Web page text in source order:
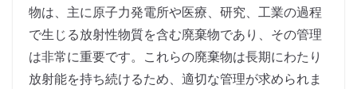
物は、主に原子力発電所や医療、研究、工業の過程
で生じる放射性物質を含む廃棄物であり、その管理
は非常に重要です。これらの廃棄物は長期にわたり
放射能を持ち続けるため、適切な管理が求められま